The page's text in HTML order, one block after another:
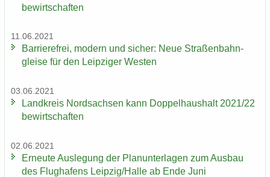
be­wirt­schaf­ten
11.06.2021
Bar­rie­re­frei, mo­dern und si­cher: Neue Stra­ßen­bahn­
glei­se für den Leip­zi­ger Wes­ten
03.06.2021
Land­kreis Nord­sach­sen kann Dop­pel­haus­halt 2021/22
be­wirt­schaf­ten
02.06.2021
Er­neu­te Aus­le­gung der Plan­un­ter­la­gen zum Aus­bau
des Flug­ha­fens Leip­zig/Halle ab Ende Juni